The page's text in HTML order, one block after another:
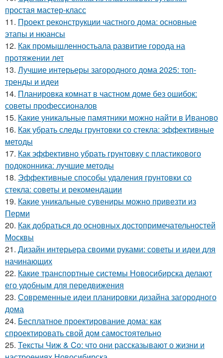
простая мастер-класс
11. Проект реконструкции частного дома: основные
этапы и нюансы
12. Как промышленностьала развитие города на
протяжении лет
13. Лучшие интерьеры загородного дома 2025: топ-
тренды и идеи
14. Планировка комнат в частном доме без ошибок:
советы профессионалов
15. Какие уникальные памятники можно найти в Иваново
16. Как убрать следы грунтовки со стекла: эффективные
методы
17. Как эффективно убрать грунтовку с пластикового
подоконника: лучшие методы
18. Эффективные способы удаления грунтовки со
стекла: советы и рекомендации
19. Какие уникальные сувениры можно привезти из
Перми
20. Как добраться до основных достопримечательностей
Москвы
21. Дизайн интерьера своими руками: советы и идеи для
начинающих
22. Какие транспортные системы Новосибирска делают
его удобным для передвижения
23. Современные идеи планировки дизайна загородного
дома
24. Бесплатное проектирование дома: как
спроектировать свой дом самостоятельно
25. Тексты Чиж & Co: что они рассказывают о жизни и